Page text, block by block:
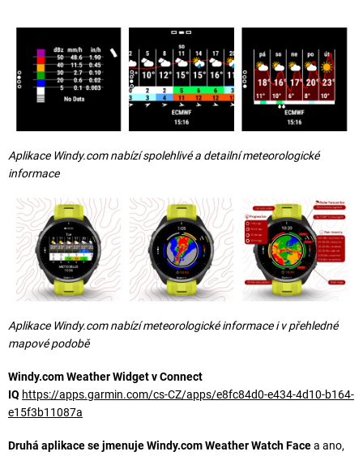
Aplikace Windy.comnabízí spolehlivé a detailní meteorologické
informace
Aplikace Windy.comnabízí meteorologické informace i v přehledné
mapové podobě
Windy.com Weather Widget v Connect
IQ https://apps.garmin.com/cs-CZ/apps/e8fc84d0-e434-4d10-b164-
e15f3b11087a
Druhá aplikace se jmenuje Windy.com Weather Watch Facea ano,